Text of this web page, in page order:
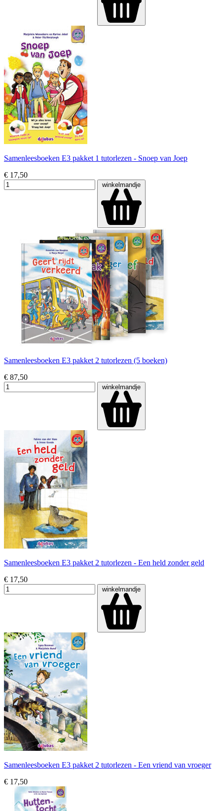
Samenleesboeken E3 pakket 1 tutorlezen - Snoep van Joep
€ 17,50
winkelmandje
Samenleesboeken E3 pakket 2 tutorlezen (5 boeken)
€ 87,50
winkelmandje
Samenleesboeken E3 pakket 2 tutorlezen - Een held zonder geld
€ 17,50
winkelmandje
Samenleesboeken E3 pakket 2 tutorlezen - Een vriend van vroeger
€ 17,50